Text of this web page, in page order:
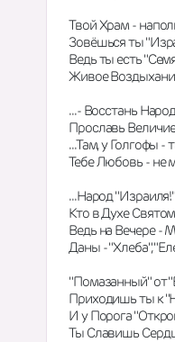
Твой Храм -
Зовёшься ты
Ведь ты есть
Живое
...- Восстань
Прославь
...Там, у Голгофы -
Тебе Любовь - не
...Народ
Кто в Духе
Ведь на Вечере -
Даны - "Хлеба",
"Помазанный" от
Приходишь ты к
И у Порога
Ты Славишь